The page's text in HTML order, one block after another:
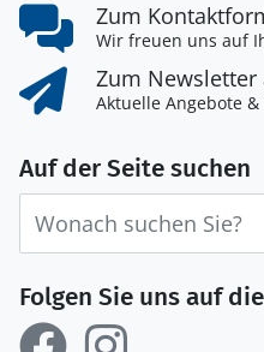
Zum
Wir freuen uns auf
Zum Newsletter
Aktuelle Angebote
Auf der Seite suchen
Folgen Sie uns auf